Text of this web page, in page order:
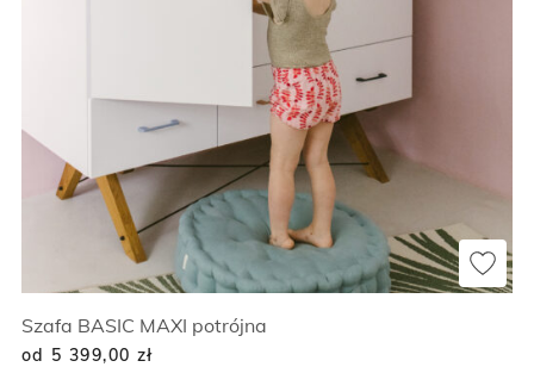
Szafa BASIC MAXI potrójna
od 5 399,00 zł